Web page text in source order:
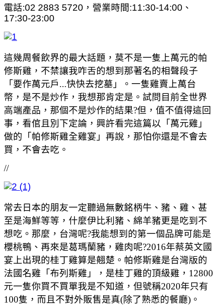
電話:02 2883 5720，營業時間:11:30-14:00、
17:30-23:00
這幾周餐飲界的最大話題，莫不是一隻上萬元的帕
修斯雞，不禁讓我咋舌的想到那著名的相聲段子
「要作萬元戶...快快去挖墓」。一隻雞賣上萬台
幣，是不是炒作，我想那肯定是。試問目前全世界
高端產品，那個不是炒作的結果?但，值不值得這回
事，看倌且別下定論，興許看完這篇以「萬元雞」
做的「帕修斯雞全雞宴」再說，那怕你還是不會去
買，不會去吃。
//
常去日本的朋友一定聽過無數銘柄牛、豬、雞、甚
至是海鮮等等，什麼伊比利豬、綿羊豬更是吃到不
想吃。那麼，台灣呢?我能想到的第一個品牌可能是
櫻桃鴨、再來是葛瑪蘭豬，雞肉呢?2016年蔡英文國
宴上出現的桂丁雞算是翹楚。帕修斯雞是台灣版的
法國名雞「布列斯雞」，是桂丁雞的頂級雞，12800
元一隻你買不買單我是不知道，但號稱2020年只有
100隻，而且不對外販售是真(除了熟悉的餐廳)。